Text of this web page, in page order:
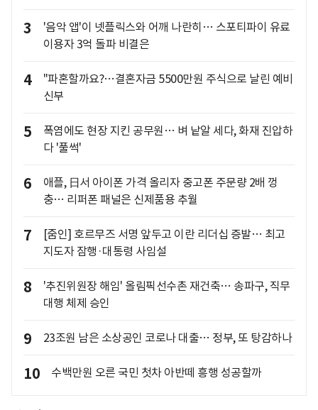
3
'음악 앱'이 넷플릭스와 어깨 나란히… 스포티파이 유료
이용자 3억 돌파 비결은
4
"파혼할까요?…결혼자금 5500만원 주식으로 날린 예비
신부
5
폭염에도 현장 지킨 공무원… 벼 낱알 세다, 화재 진압하
다 '풀썩'
6
애플, 日서 아이폰 가격 올리자 중고폰 주문량 2배 껑
충… 리퍼폰 패널은 신제품용 추월
7
[줌인] 호르무즈 서명 앞두고 이란 리더십 증발… 최고
지도자 잠행·대통령 사임설
8
'추진위원장 해임' 올림픽선수촌 재건축… 송파구, 직무
대행 체제 승인
9 23조원 남은 소상공인 코로나 대출… 정부, 또 탕감하나
10 수백만원 오른 국민 첫차 아반떼 흥행 성공할까